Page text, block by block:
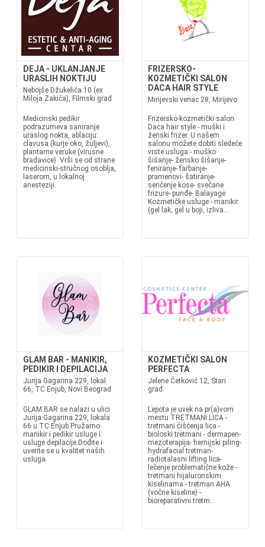
DEJA - UKLANJANJE
URASLIH NOKTIJU
Nebojše Džukelića 10 (ex
Miloja Zakića), Filmski grad
Medicinski pedikir
podrazumeva saniranje
uraslog nokta, ablaciju:
clavusa (kurje oko, žuljevi),
plantarne veruke (virusne
bradavice). Vrši se od strane
medicinski-stručnog osoblja,
laserom, u lokalnoj
anesteziji.
FRIZERSKO-
KOZMETIČKI SALON
DACA HAIR STYLE
Mirijevski venac 28, Mirijevo
Frizersko-kozmetički salon
Daca hair style - muški i
ženski frizer. U našem
salonu možete dobiti sledeće
vrste usluga:- muško
šišanje- žensko šišanje-
feniranje- farbanje-
pramenovi- šatiranje-
senčenje kose- svečane
frizure- punđe- Balayage
Kozmetičke usluge:- manikir
(gel lak, gel u boji, izliva...
GLAM BAR - MANIKIR,
PEDIKIR I DEPILACIJA
Jurija Gagarina 229, lokal
66, TC Enjub, Novi Beograd
GLAM BAR se nalazi u ulici
Jurija Gagarina 229, lokala
66 u TC Enjub.Pružamo
manikir i pedikir usluge i
usluge depilacije.Dođite i
uverite se u kvalitet naših
usluga.
KOZMETIČKI SALON
PERFECTA
Jelene Ćetković 12, Stari
grad
Lepota je uvek na pr(a)vom
mestu TRETMANI LICA -
tretmani čišćenja lica -
bioloski tretmani - dermapen-
mezoterapija- hemijski piling-
hydrafacial tretman-
radiotalasni lifting lica-
lečenje problematične kože -
tretmani hijaluronskim
kiselinama - tretman AHA
(voćne kiseline) -
bioreparativni tretm...